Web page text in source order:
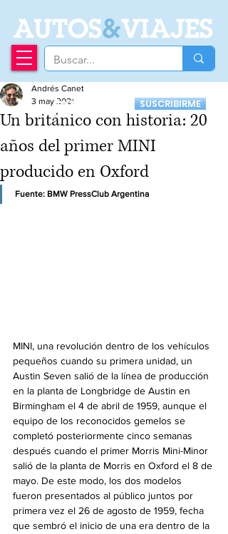
AUTOS&VIAJES
Recibí nuestro
Newsletter
SUSCRIBIRME
Un británico con historia: 20
años del primer MINI
producido en Oxford
Andrés Canet
3 may 2021
Fuente: BMW PressClub Argentina
MINI, una revolución dentro de los vehículos
pequeños cuando su primera unidad, un
Austin Seven salió de la línea de producción
en la planta de Longbridge de Austin en
Birmingham el 4 de abril de 1959, aunque el
equipo de los reconocidos gemelos se
completó posteriormente cinco semanas
después cuando el primer Morris Mini-Minor
salió de la planta de Morris en Oxford el 8 de
mayo. De este modo, los dos modelos
fueron presentados al público juntos por
primera vez el 26 de agosto de 1959, fecha
que sembró el inicio de una era dentro de la